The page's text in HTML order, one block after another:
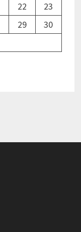
22
23
29
30